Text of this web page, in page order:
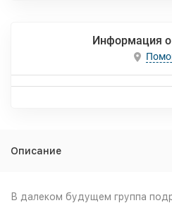
Информация о
Описание
В далеком будущем группа